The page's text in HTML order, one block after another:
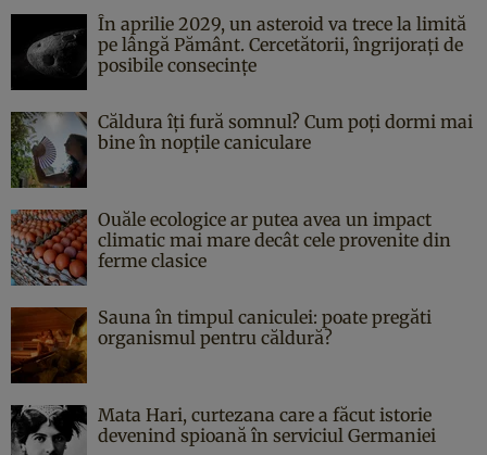
În aprilie 2029, un asteroid va trece la limită
pe lângă Pământ. Cercetătorii, îngrijorați de
posibile consecințe
Căldura îți fură somnul? Cum poți dormi mai
bine în nopțile caniculare
Ouăle ecologice ar putea avea un impact
climatic mai mare decât cele provenite din
ferme clasice
Sauna în timpul caniculei: poate pregăti
organismul pentru căldură?
Mata Hari, curtezana care a făcut istorie
devenind spioană în serviciul Germaniei